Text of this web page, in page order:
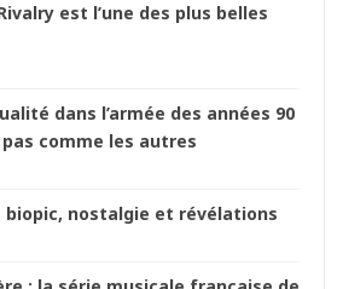
est l’une des plus belles
dans l’armée des années 90
comme les autres
biopic, nostalgie et révélations